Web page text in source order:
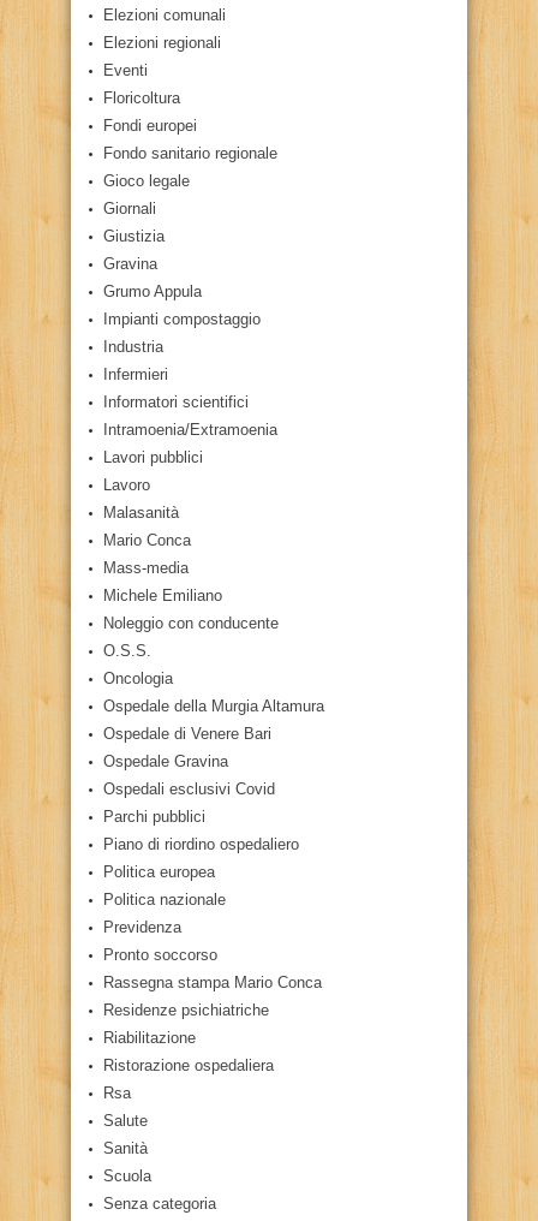
Elezioni comunali
Elezioni regionali
Eventi
Floricoltura
Fondi europei
Fondo sanitario regionale
Gioco legale
Giornali
Giustizia
Gravina
Grumo Appula
Impianti compostaggio
Industria
Infermieri
Informatori scientifici
Intramoenia/Extramoenia
Lavori pubblici
Lavoro
Malasanità
Mario Conca
Mass-media
Michele Emiliano
Noleggio con conducente
O.S.S.
Oncologia
Ospedale della Murgia Altamura
Ospedale di Venere Bari
Ospedale Gravina
Ospedali esclusivi Covid
Parchi pubblici
Piano di riordino ospedaliero
Politica europea
Politica nazionale
Previdenza
Pronto soccorso
Rassegna stampa Mario Conca
Residenze psichiatriche
Riabilitazione
Ristorazione ospedaliera
Rsa
Salute
Sanità
Scuola
Senza categoria